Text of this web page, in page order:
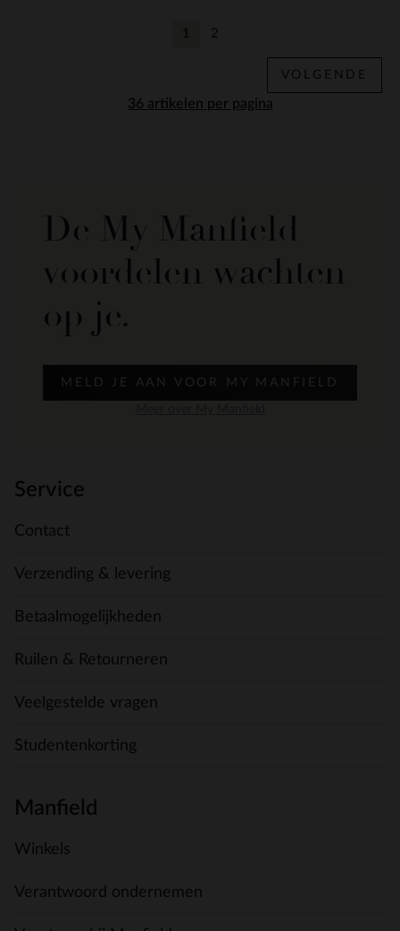
per pagina
1 2
VOLGENDE
De My Manfield
voordelen wachten
op je.
MELD JE AAN VOOR MY MANFIELD
Service
Contact
Verzending & levering
Betaalmogelijkheden
Ruilen & Retourneren
Veelgestelde vragen
Studentenkorting
Manfield
Winkels
Verantwoord ondernemen